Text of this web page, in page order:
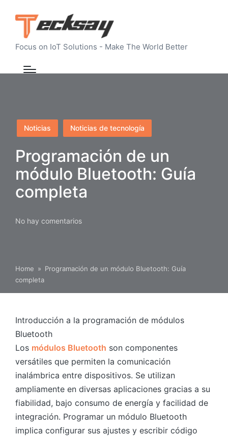
Focus on IoT Solutions - Make The World Better
Publicado
en
Noticias Noticias de tecnología
Programación de un
módulo Bluetooth: Guía
completa
No hay comentarios
Home » Programación de un módulo Bluetooth: Guía
completa
Introducción a la programación de módulos
Bluetooth
Los módulos Bluetooth son componentes
versátiles que permiten la comunicación
inalámbrica entre dispositivos. Se utilizan
ampliamente en diversas aplicaciones gracias a su
fiabilidad, bajo consumo de energía y facilidad de
integración. Programar un módulo Bluetooth
implica configurar sus ajustes y escribir código